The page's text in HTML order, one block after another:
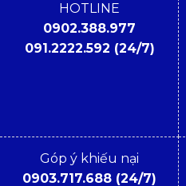
HOTLINE
0902.388.977
091.2222.592 (24/7)
Góp ý khiếu nại
0903.717.688 (24/7)